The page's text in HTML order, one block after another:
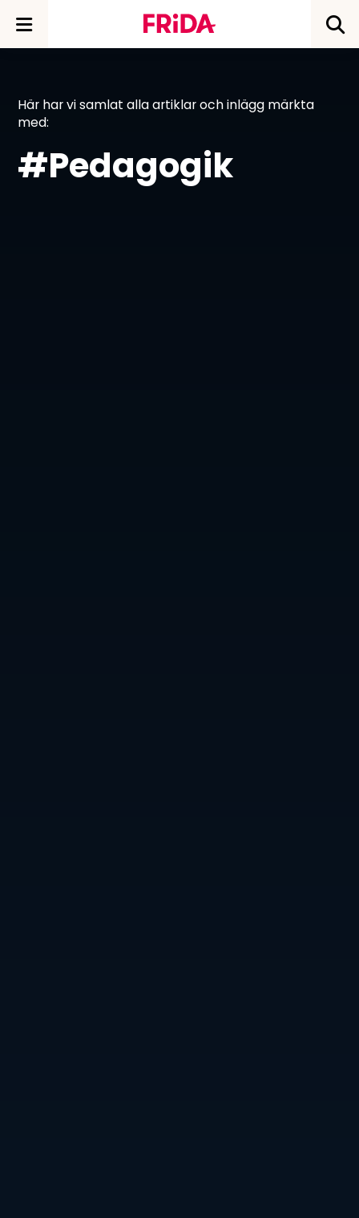
Här har vi samlat alla artiklar och inlägg märkta
med:
#Pedagogik